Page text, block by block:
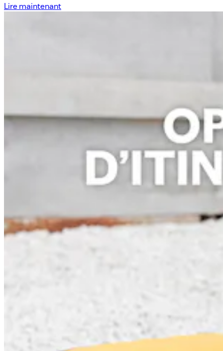
Lire maintenant